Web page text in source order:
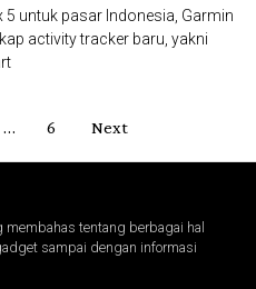
untuk pasar Indonesia, Garmin
activity tracker baru, yakni
… 6 Next
tentang berbagai hal
sampai dengan informasi